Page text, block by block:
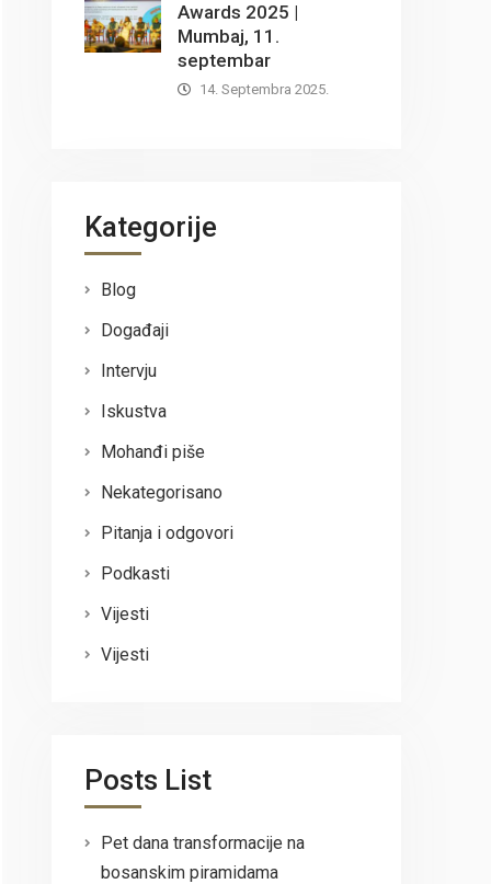
Awards 2025 |
Mumbaj, 11.
septembar
14. Septembra 2025.
Kategorije
Blog
Događaji
Intervju
Iskustva
Mohanđi piše
Nekategorisano
Pitanja i odgovori
Podkasti
Vijesti
Vijesti
Posts List
Pet dana transformacije na
bosanskim piramidama